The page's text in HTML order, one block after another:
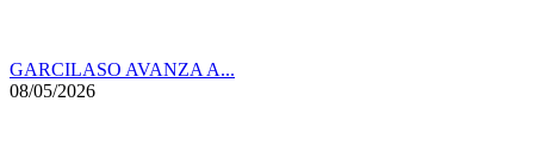
GARCILASO AVANZA A...
08/05/2026